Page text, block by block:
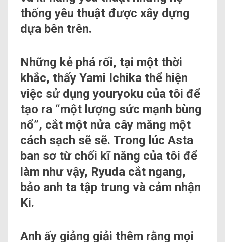
thống yêu thuật được xây dựng
dựa bên trên.
Những kẻ phá rối, tại một thời
khắc, thấy Yami Ichika thể hiện
việc sử dụng youryoku của tôi để
tạo ra “một lượng sức mạnh bùng
nổ”, cắt một nửa cây măng một
cách sạch sẽ sẽ. Trong lúc Asta
ban sơ từ chối kĩ năng của tôi để
làm như vậy, Ryuda cắt ngang,
bảo anh ta tập trung và cảm nhận
Ki.
Anh ấy giảng giải thêm rằng mọi